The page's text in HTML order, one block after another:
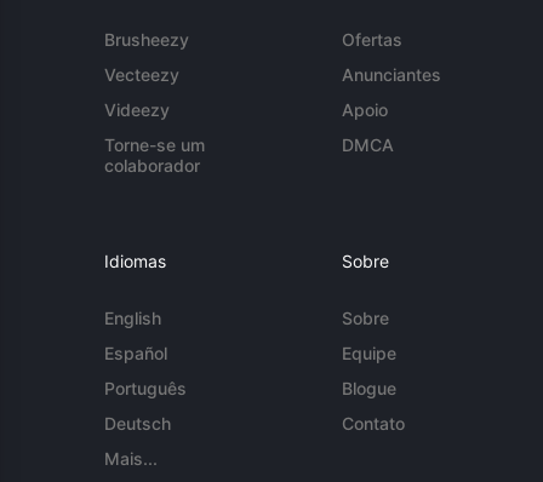
Brusheezy
Vecteezy
Videezy
Torne-se um
colaborador
Ofertas
Anunciantes
Apoio
DMCA
Idiomas
English
Español
Português
Deutsch
Mais...
Sobre
Sobre
Equipe
Blogue
Contato